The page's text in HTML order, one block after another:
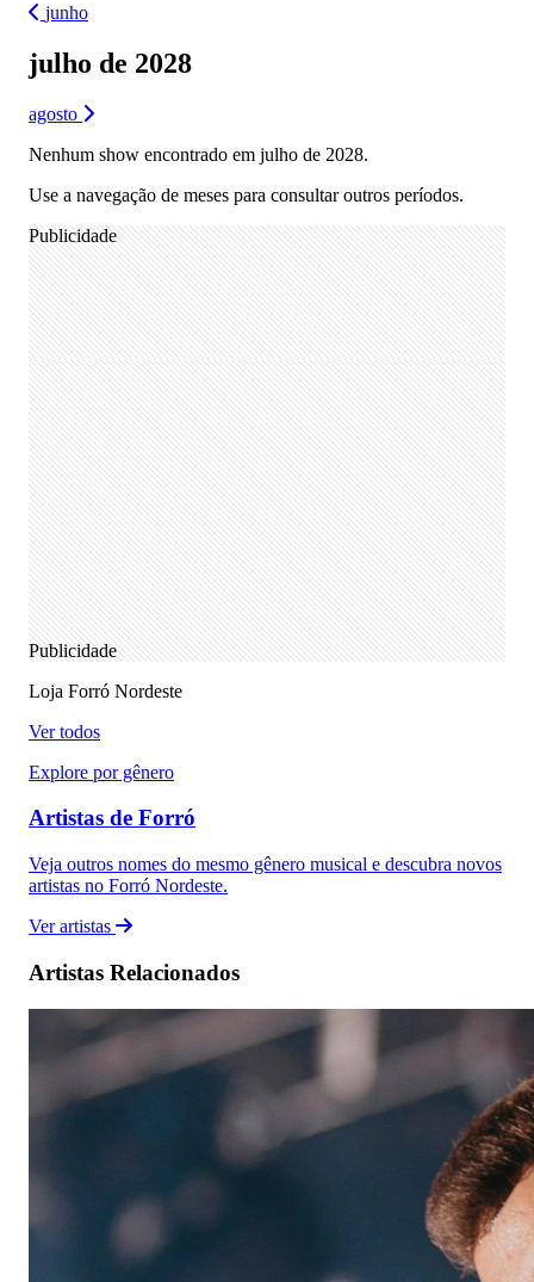
junho
julho de 2028
agosto
Nenhum show encontrado em julho de 2028.
Use a navegação de meses para consultar outros períodos.
Publicidade
Publicidade
Loja Forró Nordeste
Ver todos
Explore por gênero
Artistas de Forró
Veja outros nomes do mesmo gênero musical e descubra novos
artistas no Forró Nordeste.
Ver artistas
Artistas Relacionados